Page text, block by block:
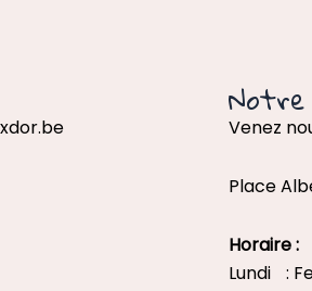
Venez
Place
Horaire :
Lundi :